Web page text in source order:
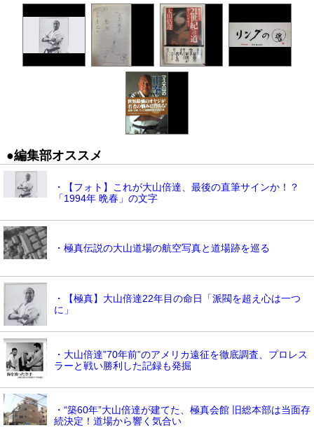
●編集部オススメ
・【フォト】これが大山倍達、最後の直筆サインか！？
「1994年 晩春」の文字
・極真伝説の大山道場の航空写真と道場跡を巡る
・【極真】大山倍達22年目の命日「派閥を超え心は一つ
に」
・大山倍達”70年前”のアメリカ遠征を徹底調査、プロレス
ラーと戦い勝利した記録も発掘
・“築60年”大山倍達が建てた、極真会館 旧総本部は当面存
続決定！道場から響く気合い